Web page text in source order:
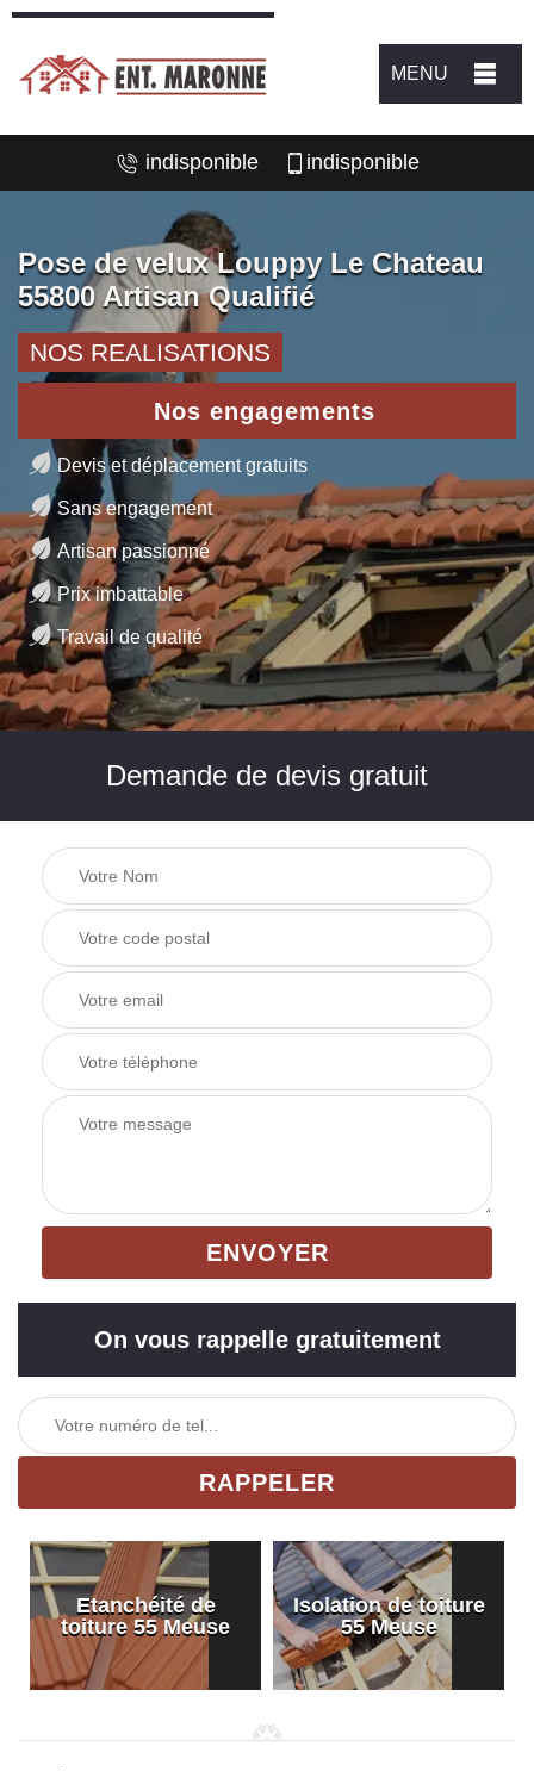
MENU
indisponible indisponible
Pose de velux Louppy Le Chateau
55800 Artisan Qualifié
NOS REALISATIONS
Nos engagements
Devis et déplacement gratuits
Sans engagement
Artisan passionné
Prix imbattable
Travail de qualité
Demande de devis gratuit
On vous rappelle gratuitement
Etanchéité de
toiture 55 Meuse
Isolation de toiture
55 Meuse